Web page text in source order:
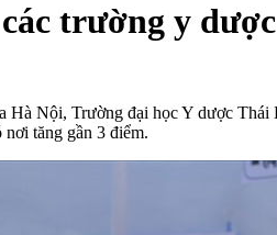
trường y
Nội, Trường đại học Y dược
tăng gần 3 điểm.